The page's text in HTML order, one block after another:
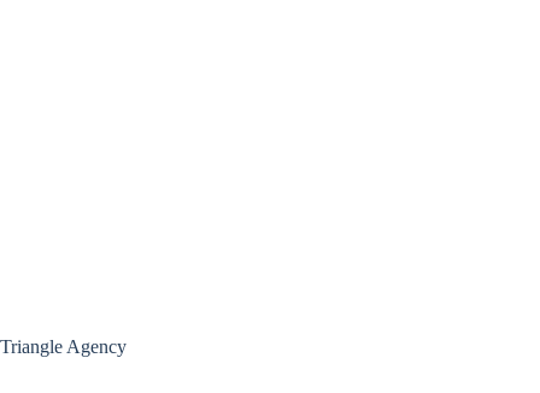
Triangle Agency